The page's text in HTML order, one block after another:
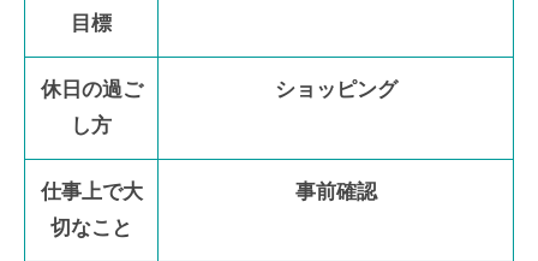
目標
休日の過ご
し方
ショッピング
仕事上で大
切なこと
事前確認